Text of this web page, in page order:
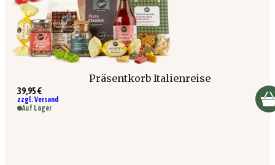
Präsentkorb Italienreise
39,95 €
zzgl. Versand
Auf Lager